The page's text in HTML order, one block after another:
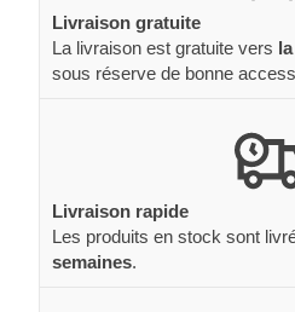
Livraison gratuite
La livraison est gratuite vers
sous réserve de bonne
Livraison rapide
Les produits en stock sont
semaines.